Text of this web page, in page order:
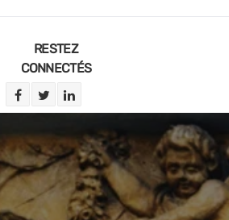
RESTEZ
CONNECTÉS